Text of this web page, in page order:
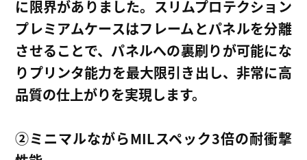
に限界がありました。スリムプロテクション
プレミアムケースはフレームとパネルを分離
させることで、パネルへの裏刷りが可能にな
りプリンタ能力を最大限引き出し、非常に高
品質の仕上がりを実現します。
②ミニマルながらMILスペック3倍の耐衝撃